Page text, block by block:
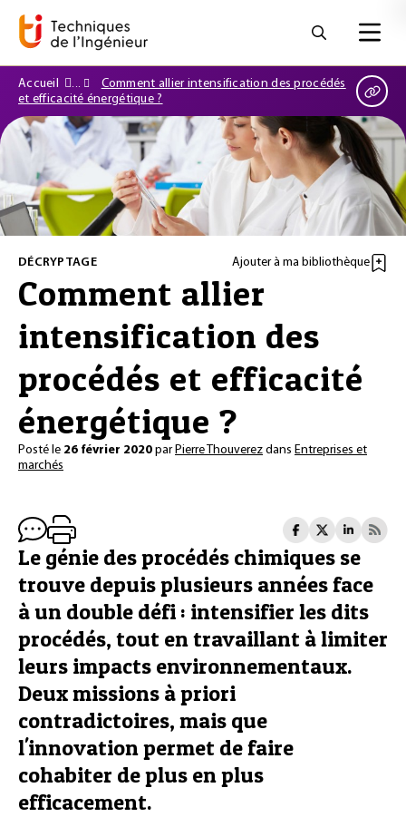
Accueil
Comment allier intensification des procédés
et efficacité énergétique ?
DÉCRYPTAGE Ajouter à ma bibliothèque
Comment allier
intensification des
procédés et efficacité
énergétique ?
Posté le 26 février 2020 parPierre Thouverez dans Entreprises et
marchés
Le génie des procédés chimiques se
trouve depuis plusieurs années face
à un double défi : intensifier les dits
procédés, tout en travaillant à limiter
leurs impacts environnementaux.
Deux missions à priori
contradictoires, mais que
l'innovation permet de faire
cohabiter de plus en plus
efficacement.